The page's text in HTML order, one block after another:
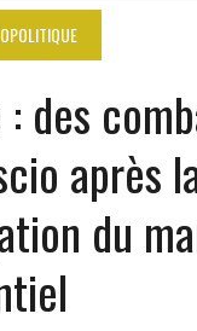
des
après
du